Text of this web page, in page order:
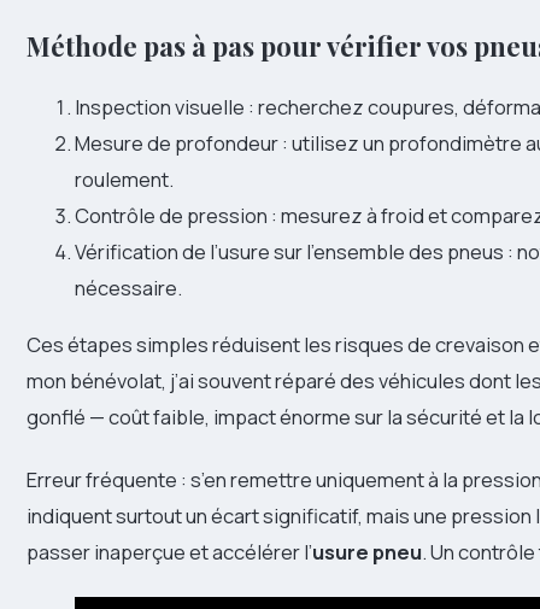
Méthode pas à pas pour vérifier vos
Inspection visuelle : recherchez coupures,
Mesure de profondeur : utilisez un profondimètre
roulement.
Contrôle de pression : mesurez à froid et
Vérification de l’usure sur l’ensemble des pneus :
nécessaire.
Ces étapes simples réduisent les risques de crevaison
mon bénévolat, j’ai souvent réparé des véhicules dont
gonflé — coût faible, impact énorme sur la sécurité et la
Erreur fréquente : s’en remettre uniquement à la
indiquent surtout un écart significatif, mais une
passer inaperçue et accélérer l’usure pneu. Un